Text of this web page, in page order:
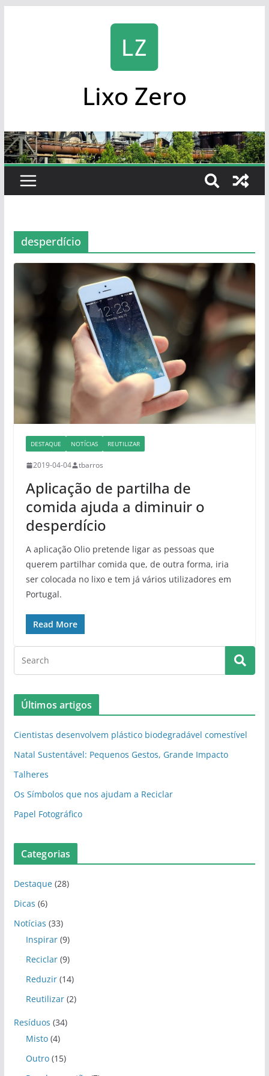
Lixo Zero
desperdício
DESTAQUE NOTÍCIAS REUTILIZAR
2019-04-04 tbarros
Aplicação de partilha de
comida ajuda a diminuir o
desperdício
A aplicação Olio pretende ligar as pessoas que
querem partilhar comida que, de outra forma, iria
ser colocada no lixo e tem já vários utilizadores em
Portugal.
Read More
Últimos artigos
Cientistas desenvolvem plástico biodegradável comestível
Natal Sustentável: Pequenos Gestos, Grande Impacto
Talheres
Os Símbolos que nos ajudam a Reciclar
Papel Fotográfico
Categorias
Destaque(28)
Dicas (6)
Notícias (33)
Inspirar(9)
Reciclar(9)
Reduzir(14)
Reutilizar(2)
Resíduos (34)
Misto(4)
Outro(15)